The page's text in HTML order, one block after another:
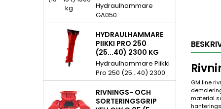
Hydraulhammare
GA050
Hydraulhammare Piikki
GA050 (10 - 15 t) 1003
kg. Piikki
hydraulhamrar som
Green Attachments
representerar är
designade för att klara
av alla möjliga
användningsändamål
HYDRAULHAMMARE
PIIKKI PRO 250
(25...40) 2300 KG
Hydraulhammare Piikki
Pro 250 (25...40) 2300
kg Hydraulhammare
Piikki Pro 250. Piikki
Pro hydraulhamrarna
RIVNINGS- OCH
SORTERINGSGRIP
GM line
material